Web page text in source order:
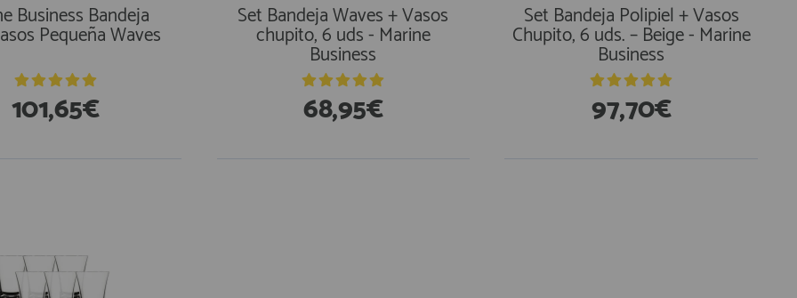
Business Bandeja
Pequeña Waves
101,65€
Set Bandeja Waves + Vasos
chupito, 6 uds - Marine
Business
68,95€
Set Bandeja Polipiel + Vasos
Chupito, 6 uds. – Beige - Marine
Business
97,70€